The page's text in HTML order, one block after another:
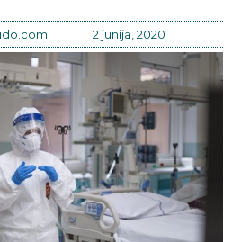
2 junija, 2020